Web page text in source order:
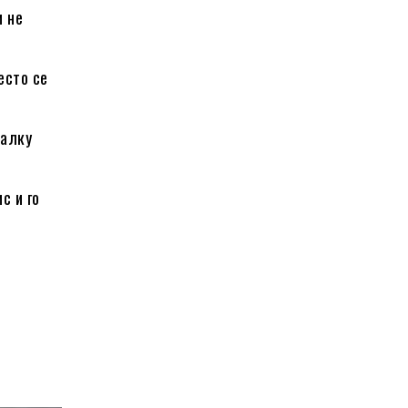
не
се
и го